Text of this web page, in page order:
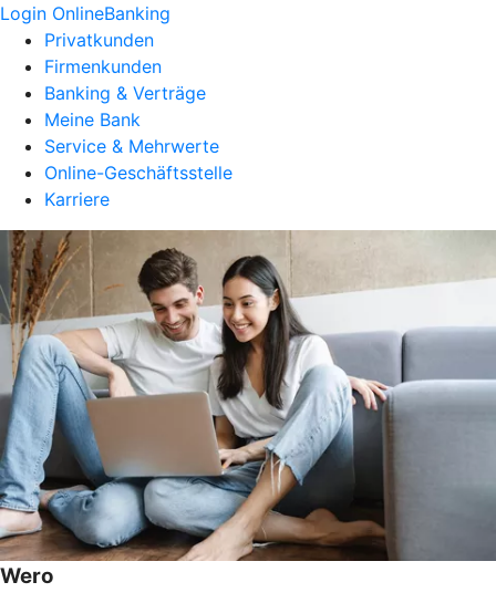
Login OnlineBanking
Privatkunden
Firmenkunden
Banking & Verträge
Meine Bank
Service & Mehrwerte
Online-Geschäftsstelle
Karriere
Wero